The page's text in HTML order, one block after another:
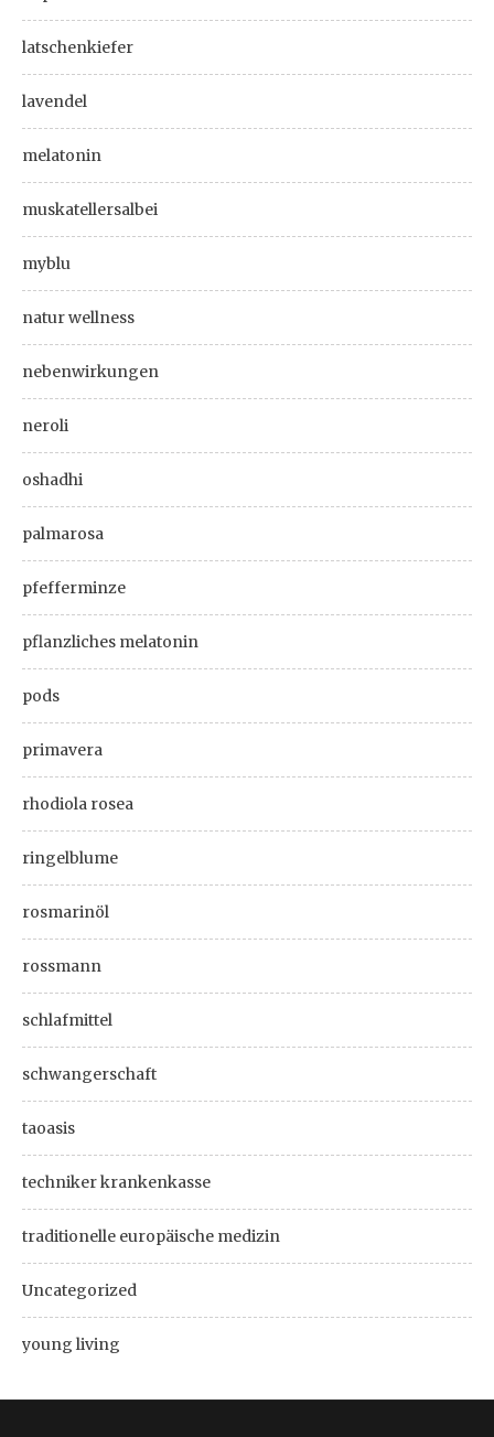
latschenkiefer
lavendel
melatonin
muskatellersalbei
myblu
natur wellness
nebenwirkungen
neroli
oshadhi
palmarosa
pfefferminze
pflanzliches melatonin
pods
primavera
rhodiola rosea
ringelblume
rosmarinöl
rossmann
schlafmittel
schwangerschaft
taoasis
techniker krankenkasse
traditionelle europäische medizin
Uncategorized
young living